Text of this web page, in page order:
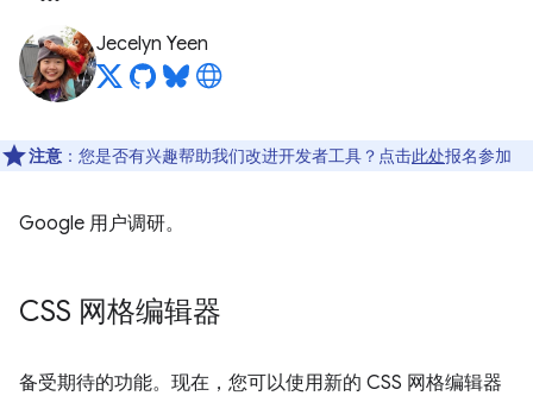
Jecelyn Yeen
注意 ：您是否有兴趣帮助我们改进开发者工具？点击此处报名参加
Google 用户调研。
CSS 网格编辑器
备受期待的功能。现在，您可以使用新的 CSS 网格编辑器